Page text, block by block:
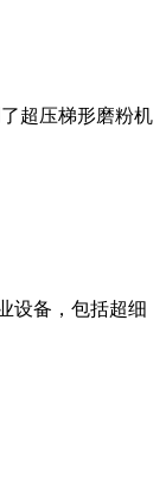
超压梯形磨粉机
设备，包括超细